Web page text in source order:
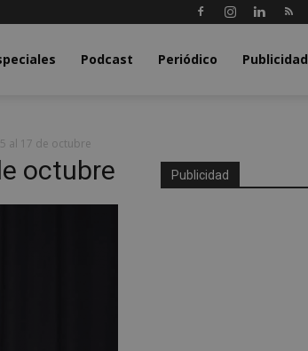
Podcast Periódico Publicidad
al 17 de octubre
octubre Publicidad